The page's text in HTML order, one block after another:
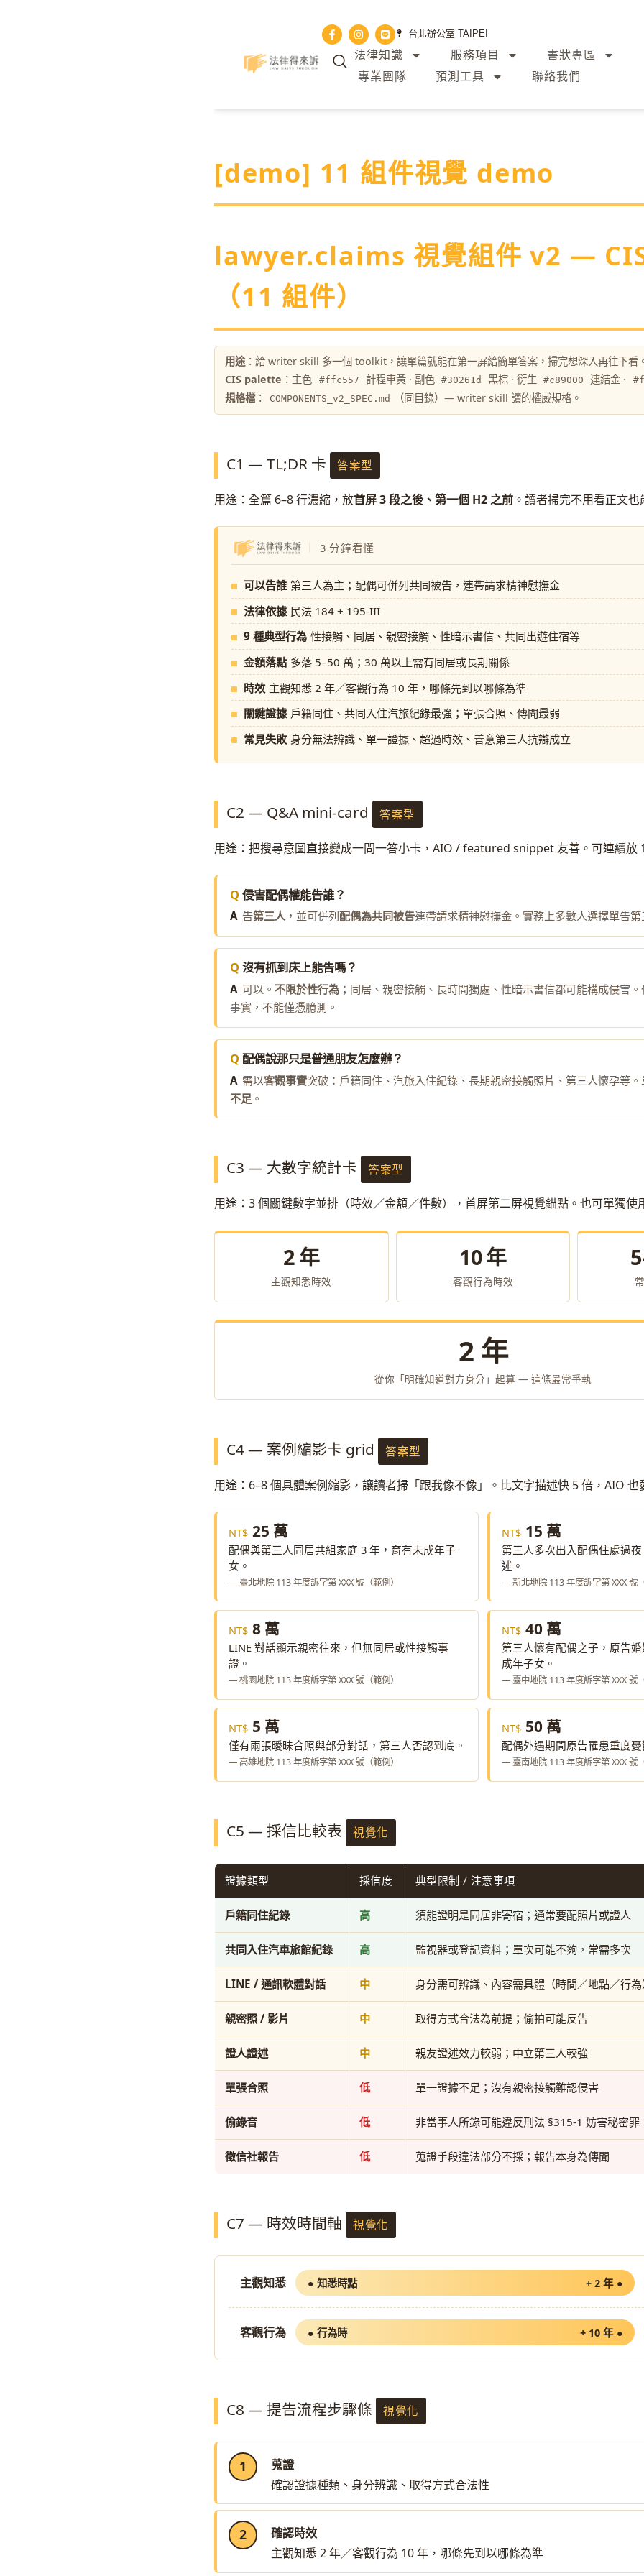
台北辦公室 TAIPEI
法律知識 服務項目
書狀專區
專業團隊
預測工具 聯絡我們
[demo] 11 組件視覺 demo
lawyer.claims 視覺組件 v2 —
（11 組件）
用途 ：給 writer skill 多一個 toolkit，讓單篇就能在第一屏給簡單答案，掃完想深入再往下看
CIS palette ：主色 #ffc557 計程車黃 · 副色 #30261d 黑棕 · 衍生 #c89000 連結金 ·
規格檔： COMPONENTS_v2_SPEC.md （同目錄）— writer skill 讀的權威規格。
C1 — TL;DR 卡 答案型
用途：全篇 6–8 行濃縮，放首屏 3 段之後、第一個 H2 之前 。讀者掃完不用看正文也
3 分鐘看懂
可以告誰 第三人為主；配偶可併列共同被告，連帶請求精神慰撫金
法律依據 民法 184 + 195-III
9 種典型行為 性接觸、同居、親密接觸、性暗示書信、共同出遊住宿等
金額落點 多落 5–50 萬；30 萬以上需有同居或長期關係
時效 主觀知悉 2 年／客觀行為 10 年，哪條先到以哪條為準
關鍵證據 戶籍同住、共同入住汽旅紀錄最強；單張合照、傳聞最弱
常見失敗 身分無法辨識、單一證據、超過時效、善意第三人抗辯成立
C2 — Q&A mini-card 答案型
用途：把搜尋意圖直接變成一問一答小卡，AIO / featured snippet 友善。可連續放
侵害配偶權能告誰？
告第三人，並可併列配偶為共同被告連帶請求精神慰撫金。實務上多數人選擇單告第
沒有抓到床上能告嗎？
可以。 不限於性行為；同居、親密接觸、長時間獨處、性暗示書信都可能構成侵害
事實，不能僅憑臆測。
配偶說那只是普通朋友怎麼辦？
需以客觀事實突破：戶籍同住、汽旅入住紀錄、長期親密接觸照片、第三人懷孕等
不足 。
C3 — 大數字統計卡 答案型
用途：3 個關鍵數字並排（時效／金額／件數），首屏第二屏視覺錨點。也可單獨使
2 年
主觀知悉時效
10 年
客觀行為時效
2 年
從你「明確知道對方身分」起算 — 這條最常爭執
C4 — 案例縮影卡 grid 答案型
用途：6–8 個具體案例縮影，讓讀者掃「跟我像不像」。比文字描述快 5 倍，AIO 也
25 萬
配偶與第三人同居共組家庭 3 年，育有未成年子
女。
— 臺北地院 113 年度訴字第 XXX 號（範例）
15 萬
第三人多次出入配偶住處過
述。
— 新北地院 113 年度訴字第 XXX 號（
8 萬
LINE 對話顯示親密往來，但無同居或性接觸事
證。
— 桃園地院 113 年度訴字第 XXX 號（範例）
40 萬
第三人懷有配偶之子，原告
成年子女。
— 臺中地院 113 年度訴字第 XXX 號（
5 萬
僅有兩張曖昧合照與部分對話，第三人否認到底。
— 高雄地院 113 年度訴字第 XXX 號（範例）
50 萬
配偶外遇期間原告罹患重度
— 臺南地院 113 年度訴字第 XXX 號（
C5 — 採信比較表 視覺化
證據類型 採信度 典型限制 / 注意事項
戶籍同住紀錄 高 須能證明是同居非寄宿；通常要配照片或證人
共同入住汽車旅館紀錄 高 監視器或登記資料；單次可能不夠，常需多次
LINE / 通訊軟體對話 中 身分需可辨識、內容需具體（時間／地點／行為
親密照 / 影片 中 取得方式合法為前提；偷拍可能反告
證人證述 中 親友證述效力較弱；中立第三人較強
單張合照 低 單一證據不足；沒有親密接觸難認侵害
偷錄音 低 非當事人所錄可能違反刑法 §315-1 妨害秘密罪
徵信社報告 低 蒐證手段違法部分不採；報告本身為傳聞
C7 — 時效時間軸 視覺化
主觀知悉 知悉時點 + 2 年
客觀行為 行為時 + 10 年
C8 — 提告流程步驟條 視覺化
蒐證
確認證據種類、身分辨識、取得方式合法性
確認時效
主觀知悉 2 年／客觀行為 10 年，哪條先到以哪條為準